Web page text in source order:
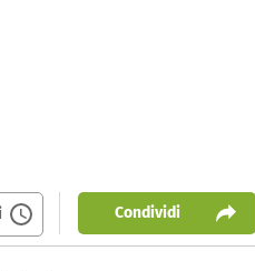
Condividi